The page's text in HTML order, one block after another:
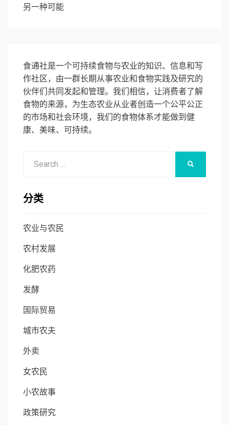
另一种可能
食通社是一个可持续食物与农业的知识、信息和写
作社区，由一群长期从事农业和食物实践及研究的
伙伴们共同发起和管理。我们相信，让消费者了解
食物的来源，为生态农业从业者创造一个公平公正
的市场和社会环境，我们的食物体系才能做到健
康、美味、可持续。
分类
农业与农民
农村发展
化肥农药
发酵
国际贸易
城市农夫
外卖
女农民
小农故事
政策研究